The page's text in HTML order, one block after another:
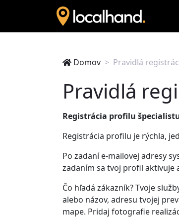
Domov Pravidlá
Pravidlá
Registrácia profilu
Registrácia profilu je rýchla,
Po zadaní e-mailovej adresy
zadaním sa tvoj profil aktivuje
Čo hľadá zákazník? Tvoje
alebo názov, adresu tvojej
mape. Pridaj fotografie